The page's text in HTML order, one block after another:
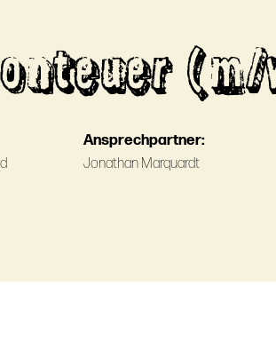
Ansprechpartner:
Jonathan Marquardt